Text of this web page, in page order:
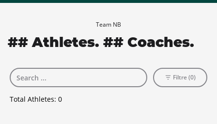
Team NB
## Athletes. ## Coaches.
Total Athletes: 0
Filtre (0)